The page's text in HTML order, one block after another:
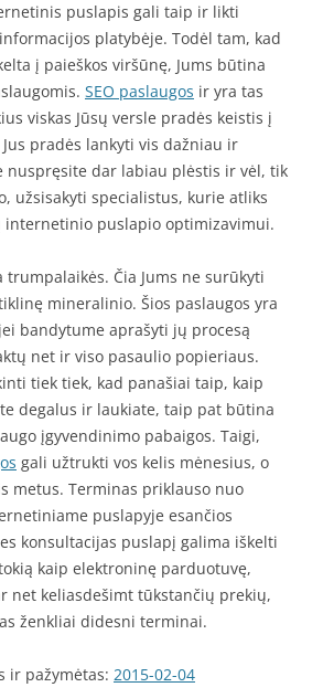
puslapis gali taip ir likti
platybėje. Todėl tam, kad
į paieškos viršūnę, Jums būtina
SEO paslaugos ir yra tas
viskas Jūsų versle pradės keistis į
pradės lankyti vis dažniau ir
nuspręsite dar labiau plėstis ir vėl, tik
užsisakyti specialistus, kurie atliks
internetinio puslapio optimizavimui.
trumpalaikės. Čia Jums ne surūkyti
mineralinio. Šios paslaugos yra
bandytume aprašyti jų procesą
net ir viso pasaulio popieriaus.
tiek tiek, kad panašiai taip, kaip
degalus ir laukiate, taip pat būtina
įgyvendinimo pabaigos. Taigi,
gali užtrukti vos kelis mėnesius, o
metus. Terminas priklauso nuo
puslapyje esančios
konsultacijas puslapį galima iškelti
kaip elektroninę parduotuvę,
net keliasdešimt tūkstančių prekių,
ženkliai didesni terminai.
ir pažymėtas: 2015-02-04